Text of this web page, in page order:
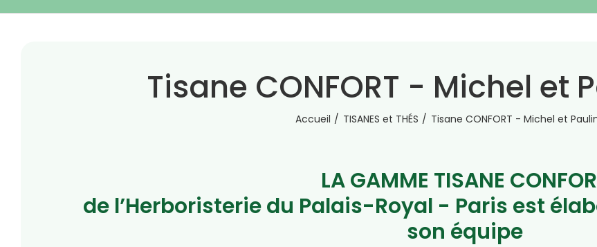
Tisane CONFORT - Michel et
Accueil TISANES et THÉS Tisane CONFORT - Michel et
LA GAMME TISANE
de l’Herboristerie du Palais-Royal - Paris est
son équipe